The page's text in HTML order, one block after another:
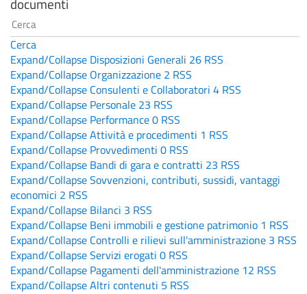
documenti
Cerca
Expand/Collapse Disposizioni Generali 26 RSS
Expand/Collapse Organizzazione 2 RSS
Expand/Collapse Consulenti e Collaboratori 4 RSS
Expand/Collapse Personale 23 RSS
Expand/Collapse Performance0 RSS
Expand/CollapseAttività e procedimenti 1 RSS
Expand/Collapse Provvedimenti 0 RSS
Expand/Collapse Bandi di gara e contratti 23 RSS
Expand/CollapseSovvenzioni, contributi, sussidi, vantaggi
economici 2 RSS
Expand/Collapse Bilanci 3 RSS
Expand/Collapse Beni immobili e gestione patrimonio 1 RSS
Expand/Collapse Controlli e rilievi sull'amministrazione 3 RSS
Expand/CollapseServizi erogati 0 RSS
Expand/Collapse Pagamenti dell'amministrazione 12 RSS
Expand/CollapseAltri contenuti 5 RSS